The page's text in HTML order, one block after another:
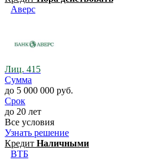
Аверс
Лиц. 415
Сумма
до 5 000 000 руб.
Срок
до 20 лет
Все условия
Узнать решение
Кредит Наличными
ВТБ